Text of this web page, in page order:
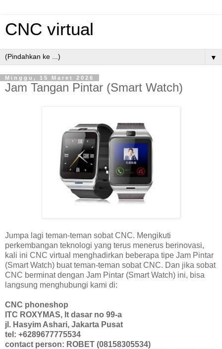
CNC virtual
▼
Minggu, 15 Maret 2026
Jam Tangan Pintar (Smart Watch)
Jumpa lagi teman-teman sobat CNC. Mengikuti
perkembangan teknologi yang terus menerus berinovasi,
kali ini CNC virtual menghadirkan beberapa tipe Jam Pintar
(Smart Watch) buat teman-teman sobat CNC. Dan jika sobat
CNC berminat dengan Jam Pintar (Smart Watch) ini, bisa
langsung menghubungi kami di:
CNC phoneshop
ITC ROXYMAS, lt dasar no 99-a
jl. Hasyim Ashari, Jakarta Pusat
tel: +6289677775534
contact person: ROBET (08158305534)